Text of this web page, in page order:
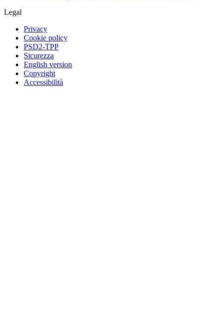
Legal
Privacy
Cookie policy
PSD2-TPP
Sicurezza
English version
Copyright
Accessibilità